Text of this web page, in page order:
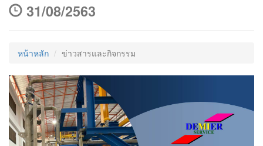
31/08/2563
หน้าหลัก ข่าวสารและกิจกรรม